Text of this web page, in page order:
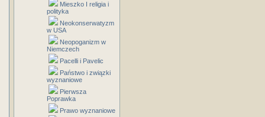
Mieszko I religia i
polityka
Neokonserwatyzm
w USA
Neopoganizm w
Niemczech
Pacelli i Pavelic
Państwo i związki
wyznaniowe
Pierwsza
Poprawka
Prawo wyznaniowe